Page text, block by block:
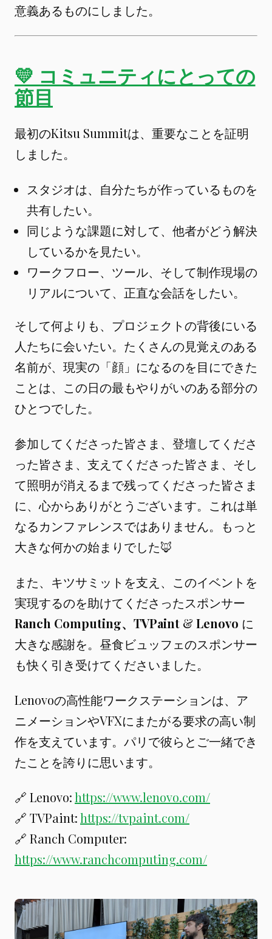
意義あるものにしました。
💛 コミュニティにとっての
節目
最初のKitsu Summitは、重要なことを証明
しました。
スタジオは、自分たちが作っているものを
共有したい。
同じような課題に対して、他者がどう解決
しているかを見たい。
ワークフロー、ツール、そして制作現場の
リアルについて、正直な会話をしたい。
そして何よりも、プロジェクトの背後にいる
人たちに会いたい。たくさんの見覚えのある
名前が、現実の「顔」になるのを目にできた
ことは、この日の最もやりがいのある部分の
ひとつでした。
参加してくださった皆さま、登壇してくださ
った皆さま、支えてくださった皆さま、そし
て照明が消えるまで残ってくださった皆さま
に、心からありがとうございます。これは単
なるカンファレンスではありません。もっと
大きな何かの始まりでした🦊
また、キツサミットを支え、このイベントを
実現するのを助けてくださったスポンサー
Ranch Computing、TVPaint & Lenovo に
大きな感謝を。昼食ビュッフェのスポンサー
も快く引き受けてくださいました。
Lenovoの高性能ワークステーションは、ア
ニメーションやVFXにまたがる要求の高い制
作を支えています。パリで彼らとご一緒でき
たことを誇りに思います。
🔗 Lenovo:https://www.lenovo.com/
🔗 TVPaint:https://tvpaint.com/
🔗 Ranch Computer:
https://www.ranchcomputing.com/